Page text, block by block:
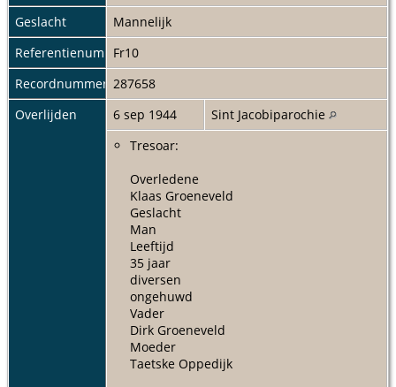
Geslacht
Mannelijk
ReferentienummerFr10
Recordnummer 287658
Overlijden
6 sep 1944
Sint Jacobiparochie
Tresoar:
Overledene
Klaas Groeneveld
Geslacht
Man
Leeftijd
35 jaar
diversen
ongehuwd
Vader
Dirk Groeneveld
Moeder
Taetske Oppedijk